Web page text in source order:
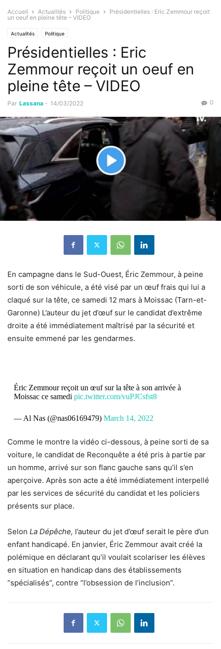
Accueil Actualités Politique
Présidentielles : Eric Zemmour reçoit
un oeuf en pleine tête – VIDEO
Actualités Politique
Présidentielles : Eric
Zemmour reçoit un oeuf en
pleine tête – VIDEO
Par Lassana - 14/03/2022 0
En campagne dans le Sud-Ouest, Éric Zemmour, à peine
sorti de son véhicule, a été visé par un œuf frais qui lui a
claqué sur la tête, ce samedi 12 mars à Moissac (Tarn-et-
Garonne) L’auteur du jet d’œuf sur le candidat d’extrême
droite a été immédiatement maîtrisé par la sécurité et
ensuite emmené par les gendarmes.
Éric Zemmour reçoit un œuf sur la tête à son arrivée à
Moissac ce samedi pic.twitter.com/vuPJCsfst8
— Al Nas (@nas06169479) March 14, 2022
Comme le montre la vidéo ci-dessous, à peine sorti de sa
voiture, le candidat de Reconquête a été pris à partie par
un homme, arrivé sur son flanc gauche sans qu’il s’en
aperçoive. Après son acte a été immédiatement interpellé
par les services de sécurité du candidat et les policiers
présents sur place.
Selon La Dépêche, l’auteur du jet d’œuf serait le père d’un
enfant handicapé. En janvier, Éric Zemmour avait créé la
polémique en déclarant qu’il voulait scolariser les élèves
en situation en handicap dans des établissements
“spécialisés”, contre “l’obsession de l’inclusion”.